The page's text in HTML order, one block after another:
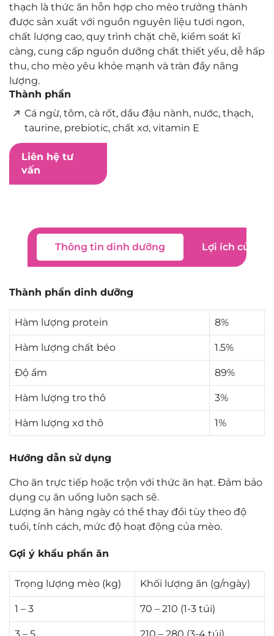
thạch là thức ăn hỗn hợp cho mèo trưởng thành
được sản xuất với nguồn nguyên liệu tươi ngon,
chất lượng cao, quy trình chặt chẽ, kiểm soát kĩ
càng, cung cấp nguồn dưỡng chất thiết yếu, dễ hấp
thu, cho mèo yêu khỏe mạnh và tràn đầy năng
lượng.
Thành phần
Cá ngừ, tôm, cà rốt, dầu đậu nành, nước, thạch,
taurine, prebiotic, chất xơ, vitamin E
Liên hệ tư
vấn
Thông tin dinh dưỡng Lợi ích của
Thành phần dinh dưỡng
Hàm lượng protein 8%
Hàm lượng chất béo 1.5%
Độ ẩm 89%
Hàm lượng tro thô 3%
Hàm lượng xơ thô 1%
Hướng dẫn sử dụng
Cho ăn trực tiếp hoặc trộn với thức ăn hạt. Đảm bảo
dụng cụ ăn uống luôn sạch sẽ.
Lượng ăn hàng ngày có thể thay đổi tùy theo độ
tuổi, tính cách, mức độ hoạt động của mèo.
Gợi ý khẩu phần ăn
Trọng lượng mèo (kg) Khối lượng ăn (g/ngày)
1 – 3 70 – 210 (1-3 túi)
3 – 5 210 – 280 (3-4 túi)